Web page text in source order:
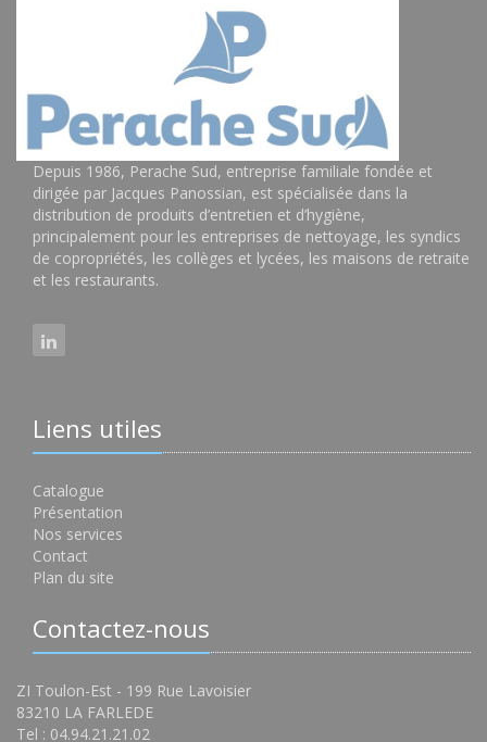
Depuis 1986, Perache Sud, entreprise familiale fondée et
dirigée par Jacques Panossian, est spécialisée dans la
distribution de produits d’entretien et d’hygiène,
principalement pour les entreprises de nettoyage, les syndics
de copropriétés, les collèges et lycées, les maisons de retraite
et les restaurants.
Liens utiles
Catalogue
Présentation
Nos services
Contact
Plan du site
Contactez-nous
ZI Toulon-Est - 199 Rue Lavoisier
83210 LA FARLEDE
Tel : 04.94.21.21.02